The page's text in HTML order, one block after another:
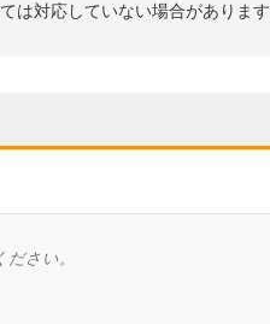
は対応していない場合があります